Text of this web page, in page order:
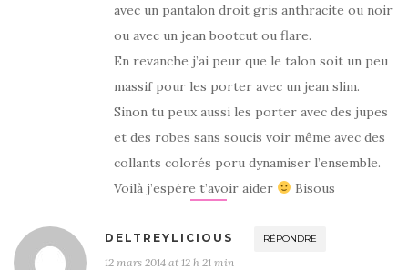
avec un pantalon droit gris anthracite ou noir
ou avec un jean bootcut ou flare.
En revanche j’ai peur que le talon soit un peu
massif pour les porter avec un jean slim.
Sinon tu peux aussi les porter avec des jupes
et des robes sans soucis voir même avec des
collants colorés poru dynamiser l’ensemble.
Voilà j’espère t’avoir aider
Bisous
DELTREYLICIOUS RÉPONDRE
12 mars 2014 at 12 h 21 min